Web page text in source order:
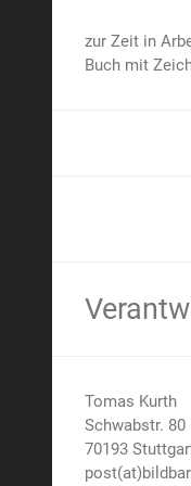
zur Zeit in
Buch mit
Tomas Kurth
Schwabstr. 80
70193